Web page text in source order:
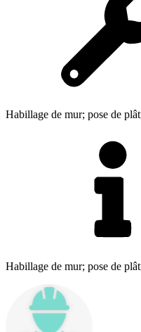
Habillage de mur; pose de
Habillage de mur; pose de